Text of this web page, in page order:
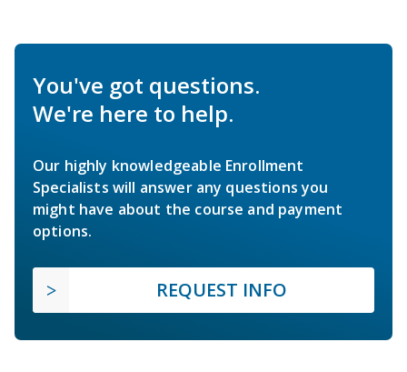
You've got questions.
We're here to help.
Our highly knowledgeable Enrollment
Specialists will answer any questions you
might have about the course and payment
options.
REQUEST INFO